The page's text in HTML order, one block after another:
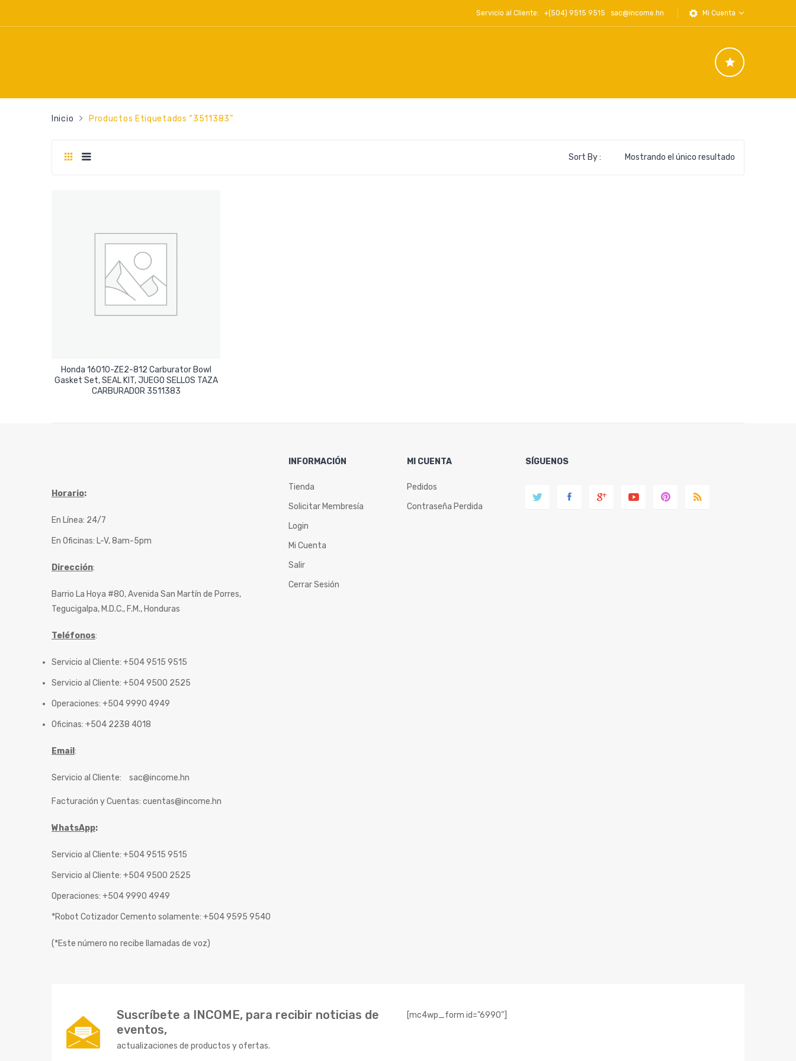
Servicio al Cliente: +(504) 9515 9515 sac@income.hn Mi Cuenta
Inicio Productos Etiquetados “3511383”
Mostrando el único resultado
Sort By :
Honda 16010-ZE2-812 Carburator Bowl
Gasket Set, SEAL KIT, JUEGO SELLOS TAZA
CARBURADOR 3511383
Leer Más
Horario:
En Línea: 24/7
En Oficinas: L-V, 8am-5pm
Dirección:
Barrio La Hoya #80, Avenida San Martín de Porres,
Tegucigalpa, M.D.C., F.M., Honduras
Teléfonos:
Servicio al Cliente: +504 9515 9515
Servicio al Cliente: +504 9500 2525
Operaciones: +504 9990 4949
Oficinas: +504 2238 4018
Email :
Servicio al Cliente: sac@income.hn
Facturación y Cuentas: cuentas@income.hn
WhatsApp:
Servicio al Cliente: +504 9515 9515
Servicio al Cliente: +504 9500 2525
Operaciones: +504 9990 4949
*Robot Cotizador Cemento solamente: +504 9595 9540
(*Este número no recibe llamadas de voz)
INFORMACIÓN
Tienda
Solicitar Membresía
Login
Mi Cuenta
Salir
Cerrar Sesión
MI CUENTA
Pedidos
Contraseña Perdida
SÍGUENOS
Suscríbete a INCOME, para recibir noticias de
eventos,
actualizaciones de productos y ofertas.
[mc4wp_form id="6990"]